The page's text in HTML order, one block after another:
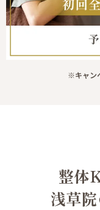
※キャン
整体
浅草